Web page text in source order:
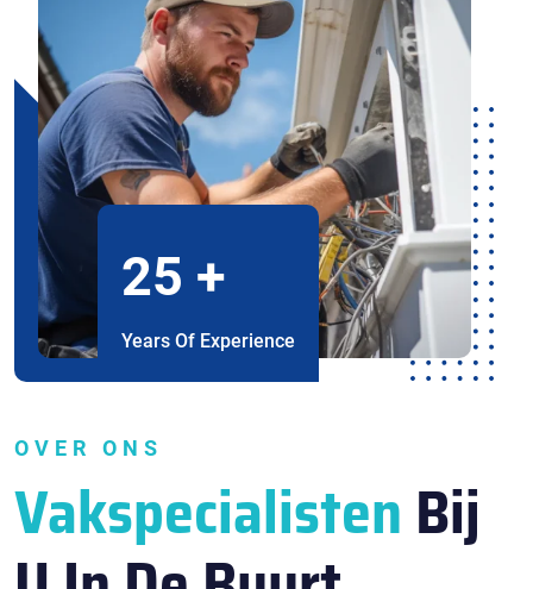
25 +
Years Of Experience
OVER ONS
Vakspecialisten Bij